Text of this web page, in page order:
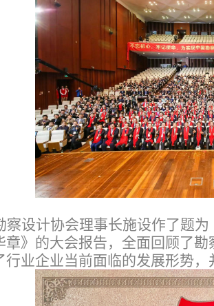
察设计协会理事长施设作了题
章》的大会报告，全面回顾了
行业企业当前面临的发展形势